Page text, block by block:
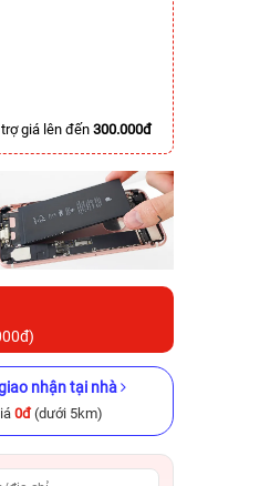
-8.300.000đ
giá lên đến 300.000đ
nhận tại nhà
0đ(dưới 5km)